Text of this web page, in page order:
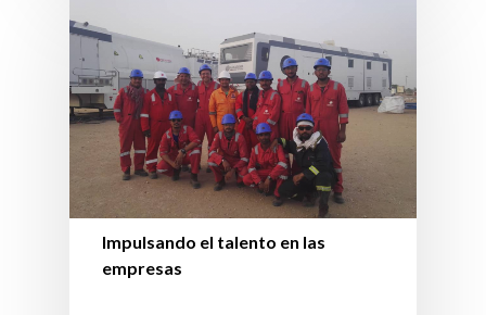
Impulsando el talento en las
empresas